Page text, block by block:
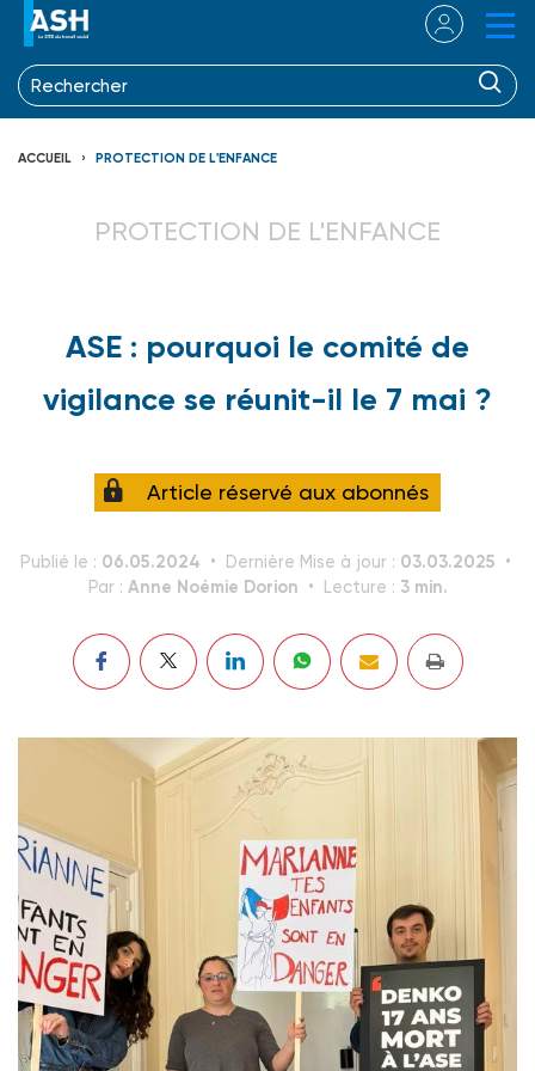
ACCUEIL PROTECTION DE L'ENFANCE
PROTECTION DE L'ENFANCE
ASE : pourquoi le comité de
vigilance se réunit-il le 7 mai ?
Article réservé aux abonnés
Publié le : 06.05.2024 Dernière Mise à jour : 03.03.2025
Par : Anne Noémie Dorion Lecture : 3 min.